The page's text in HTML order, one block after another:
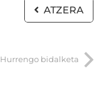
ATZERA
Hurrengo bidalketa